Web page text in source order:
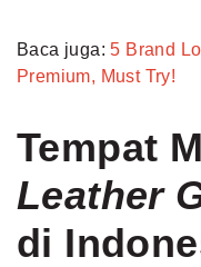
Baca juga:5 Brand
Premium, Must Try!
Tempat
Leather
di